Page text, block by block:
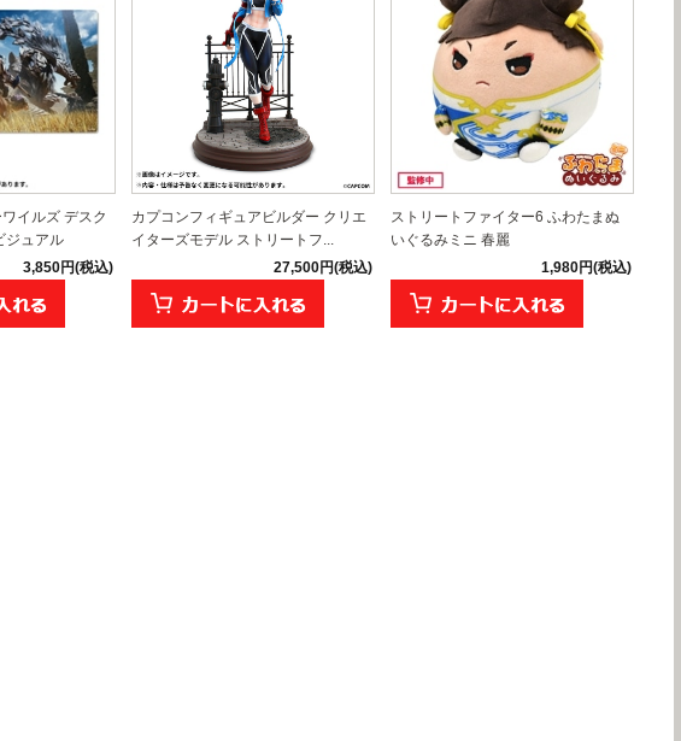
イルズ デスク
ジュアル
3,850円(税込)
カプコンフィギュアビルダー クリエ
イターズモデル ストリートフ...
27,500円(税込)
ストリートファイター6 ふわたまぬ
いぐるみミニ 春麗
1,980円(税込)